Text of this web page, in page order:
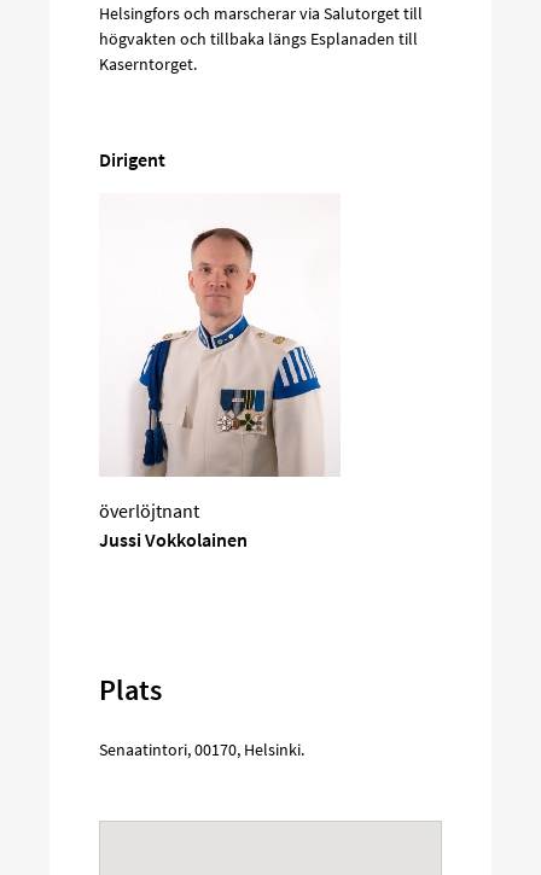
Helsingfors och marscherar via Salutorget till
högvakten och tillbaka längs Esplanaden till
Kaserntorget.
Dirigent
överlöjtnant
Jussi Vokkolainen
Plats
Senaatintori,00170, Helsinki.